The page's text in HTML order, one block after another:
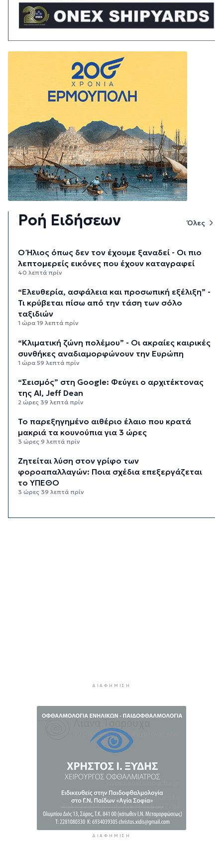
Ροή Ειδήσεων Όλες
Ο Ήλιος όπως δεν τον έχουμε ξαναδεί - Οι πιο
λεπτομερείς εικόνες που έχουν καταγραφεί
40 λεπτά πρίν
“Ελευθερία, ασφάλεια και προσωπική εξέλιξη” -
Τι κρύβεται πίσω από την τάση των σόλο
ταξιδιών
1 ώρα 19 λεπτά πρίν
“Κλιματική ζώνη πολέμου” - Οι ακραίες καιρικές
συνθήκες αναδιαμορφώνουν την Ευρώπη
1 ώρα 59 λεπτά πρίν
“Σεισμός” στη Google: Φεύγει ο αρχιτέκτονας
της AI, Jeff Dean
2 ώρες 39 λεπτά πρίν
Το παρεξηγημένο αιθέριο έλαιο που κρατά
μακριά τα κουνούπια για 3 ώρες
3 ώρες 9 λεπτά πρίν
Ζητείται λύση στον γρίφο των
φοροαπαλλαγών: Ποια σχέδια επεξεργάζεται
το ΥΠΕΘΟ
3 ώρες 39 λεπτά πρίν
της 38χρονης Βρετανίδας στην Κυψέλη
6 ώρες 40 λεπτά πρίν
ΔΙΑΦΉΜΙΣΗ
ΔΙΑΦΉΜΙΣΗ